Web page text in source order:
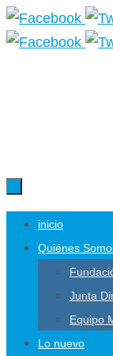
inicio
Quiénes
Junta
Equipo
Lo nuevo